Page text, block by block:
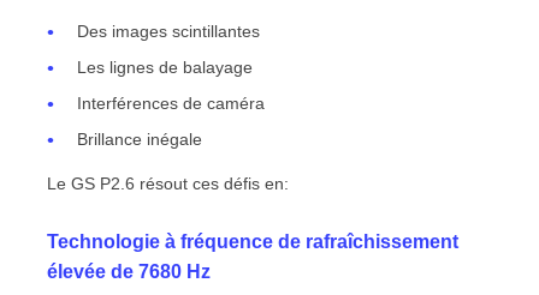
Des images scintillantes
Les lignes de balayage
Interférences de caméra
Brillance inégale
Le GS P2.6 résout ces défis en:
Technologie à fréquence de rafraîchissement
élevée de 7680 Hz